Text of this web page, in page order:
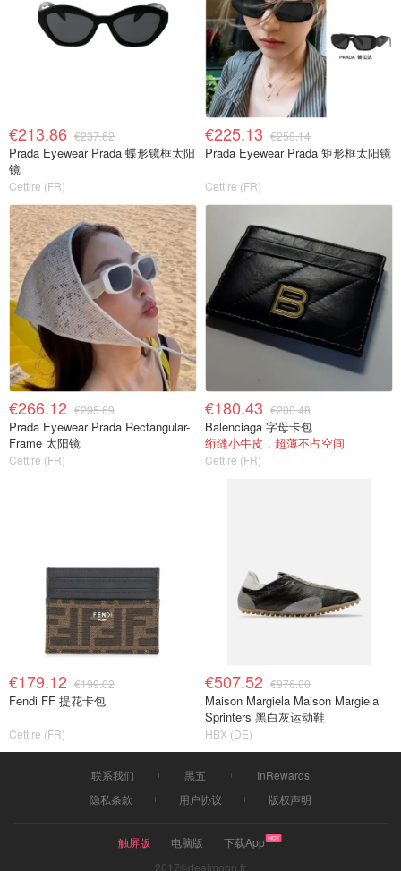
€213.86 €237.62
Prada Eyewear Prada 蝶形镜框太阳
镜
Cettire (FR)
€225.13 €250.14
Prada Eyewear Prada 矩形框太阳镜
Cettire (FR)
€266.12 €295.69
Prada Eyewear Prada Rectangular-
Frame 太阳镜
Cettire (FR)
€180.43 €200.48
Balenciaga 字母卡包
绗缝小牛皮，超薄不占空间
Cettire (FR)
€179.12 €199.02
Fendi FF 提花卡包
Cettire (FR)
€507.52 €976.00
Maison Margiela Maison Margiela
Sprinters 黑白灰运动鞋
HBX (DE)
联系我们 黑五
InRewards
隐私条款
用户协议 版权声明
触屏版 电脑版
下载App
2017©dealmoon.fr